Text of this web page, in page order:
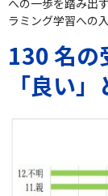
ラミング学習への
130 名の
「良い